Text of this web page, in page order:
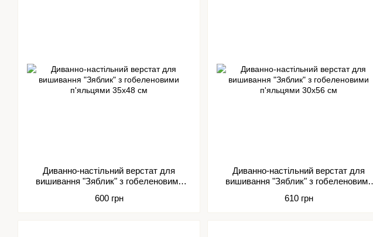
Диванно-настільний верстат для
вишивання "Зяблик" з гобеленовими
600 грн
Диванно-настільний верстат для
вишивання "Зяблик" з гобеленовими
610 грн